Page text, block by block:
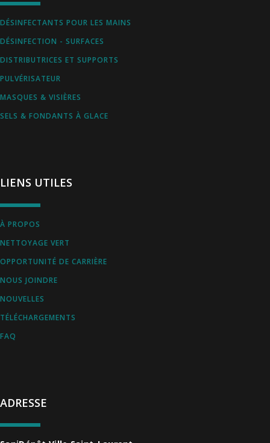
ADRESSE
DÉSINFECTANTS POUR LES MAINS
DÉSINFECTION - SURFACES
DISTRIBUTRICES ET SUPPORTS
PULVÉRISATEUR
MASQUES & VISIÈRES
SELS & FONDANTS À GLACE
LIENS UTILES
À PROPOS
NETTOYAGE VERT
OPPORTUNITÉ DE CARRIÈRE
NOUS JOINDRE
NOUVELLES
TÉLÉCHARGEMENTS
FAQ